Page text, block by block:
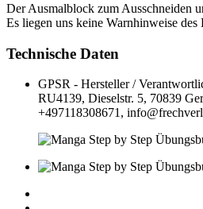
Der Ausmalblock zum Ausschneiden
Es liegen uns keine Warnhinweise
Technische Daten
GPSR - Hersteller /
RU4139, Dieselstr. 5, 70839
+497118308671,